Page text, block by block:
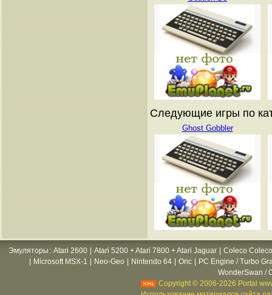
Следующие игры по
Ghost Gobbler
Эмуляторы : Atari 2600 Atari 5200 + Atari 7800 + Atari Jaguar
Coleco
Microsoft MSX-1 Neo-Geo Nintendo 64 Oric
PC Engine / Turbo
WonderSwan /
Copyright © 2006-2026 Portal